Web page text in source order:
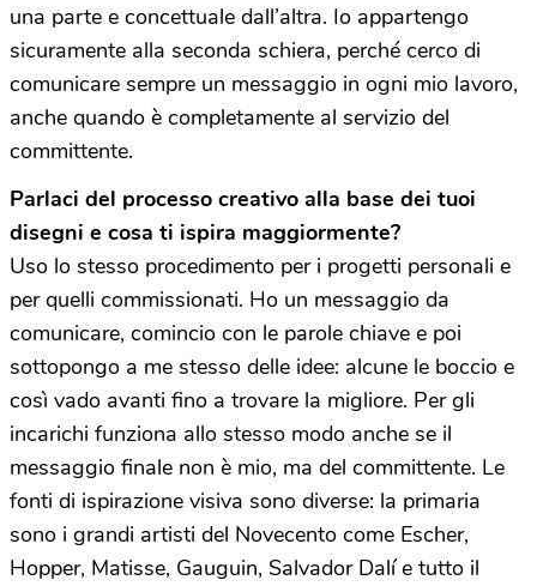
una parte e concettuale dall’altra. Io appartengo
sicuramente alla seconda schiera, perché cerco di
comunicare sempre un messaggio in ogni mio lavoro,
anche quando è completamente al servizio del
committente.
Parlaci del processo creativo alla base dei tuoi
disegni e cosa ti ispira maggiormente?
Uso lo stesso procedimento per i progetti personali e
per quelli commissionati. Ho un messaggio da
comunicare, comincio con le parole chiave e poi
sottopongo a me stesso delle idee: alcune le boccio e
così vado avanti fino a trovare la migliore. Per gli
incarichi funziona allo stesso modo anche se il
messaggio finale non è mio, ma del committente. Le
fonti di ispirazione visiva sono diverse: la primaria
sono i grandi artisti del Novecento come Escher,
Hopper, Matisse, Gauguin, Salvador Dalí e tutto il